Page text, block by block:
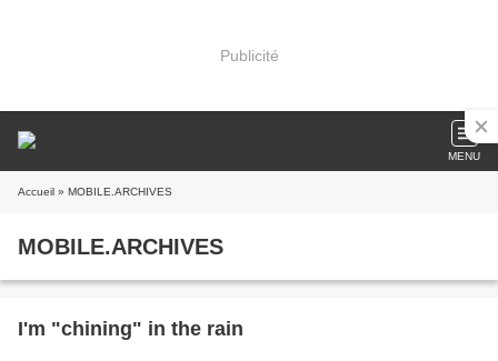
Publicité
MENU
Accueil » MOBILE.ARCHIVES
MOBILE.ARCHIVES
I'm "chining" in the rain